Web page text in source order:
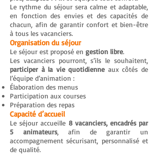
Le rythme du séjour sera calme et adaptable,
en fonction des envies et des capacités de
chacun, afin de garantir confort et bien-être
à tous les vacanciers.
Organisation du séjour
Le séjour est proposé en gestion libre.
Les vacanciers pourront, s’ils le souhaitent,
participer à la vie quotidienne aux côtés de
l’équipe d’animation :
Élaboration des menus
Participation aux courses
Préparation des repas
Capacité d’accueil
Le séjour accueille 8 vacanciers, encadrés par
5 animateurs, afin de garantir un
accompagnement sécurisant, personnalisé et
de qualité.